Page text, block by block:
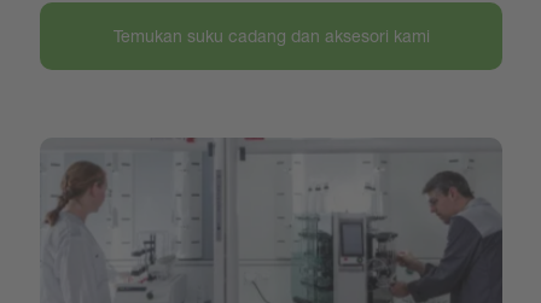
Temukan suku cadang dan aksesori kami